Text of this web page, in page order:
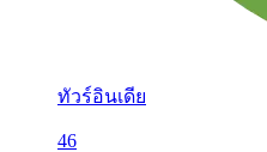
ทัวร์อินเดีย
46